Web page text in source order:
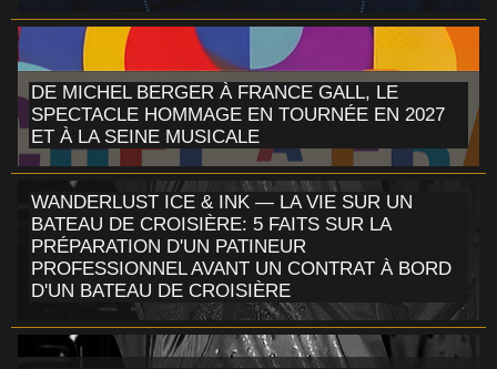
DE MICHEL BERGER À FRANCE GALL, LE
SPECTACLE HOMMAGE EN TOURNÉE EN 2027
ET À LA SEINE MUSICALE
WANDERLUST ICE & INK — LA VIE SUR UN
BATEAU DE CROISIÈRE: 5 FAITS SUR LA
PRÉPARATION D'UN PATINEUR
PROFESSIONNEL AVANT UN CONTRAT À BORD
D'UN BATEAU DE CROISIÈRE